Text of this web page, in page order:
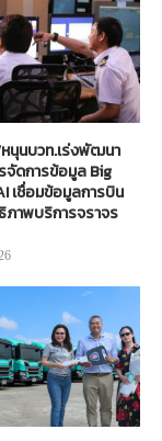
นุนบวท.เร่งพัฒนา
จัดการข้อมูล Big
เชื่อมข้อมูลการบิน
ภาพบริการจราจร